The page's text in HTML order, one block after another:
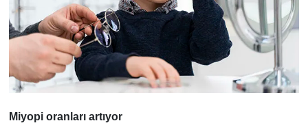
Miyopi oranları artıyor